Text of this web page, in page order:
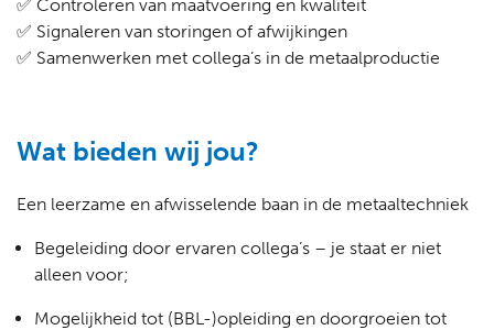
✅ Controleren van maatvoering en kwaliteit
✅ Signaleren van storingen of afwijkingen
✅ Samenwerken met collega’s in de metaalproductie
Wat bieden wij jou?
Een leerzame en afwisselende baan in de metaaltechniek
Begeleiding door ervaren collega’s – je staat er niet
alleen voor;
Mogelijkheid tot (BBL-)opleiding en doorgroeien tot